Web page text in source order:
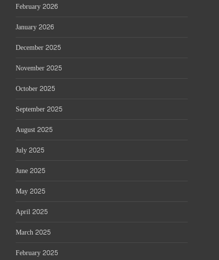
February 2026
January 2026
December 2025
November 2025
October 2025
September 2025
August 2025
July 2025
June 2025
May 2025
April 2025
March 2025
February 2025